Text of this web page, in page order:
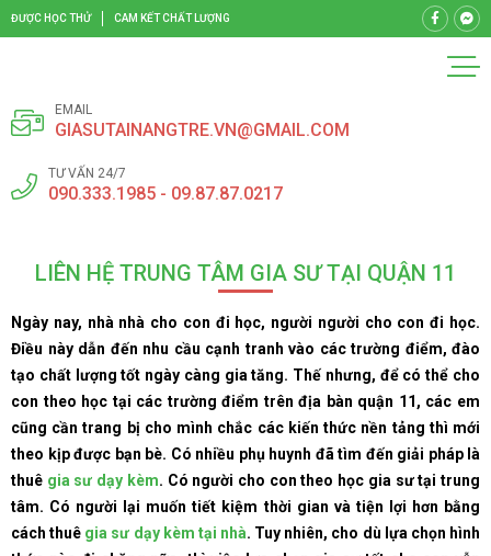
ĐƯỢC HỌC THỬ CAM KẾT CHẤT LƯỢNG
EMAIL
GIASUTAINANGTRE.VN@GMAIL.COM
TƯ VẤN 24/7
090.333.1985 - 09.87.87.0217
LIÊN HỆ TRUNG TÂM GIA SƯ TẠI QUẬN 11
Ngày nay, nhà nhà cho con đi học, người người cho con đi học.
Điều này dẫn đến nhu cầu cạnh tranh vào các trường điểm, đào
tạo chất lượng tốt ngày càng gia tăng. Thế nhưng, để có thể cho
con theo học tại các trường điểm trên địa bàn quận 11, các em
cũng cần trang bị cho mình chắc các kiến thức nền tảng thì mới
theo kịp được bạn bè. Có nhiều phụ huynh đã tìm đến giải pháp là
thuê gia sư dạy kèm. Có người cho con theo học gia sư tại trung
tâm. Có người lại muốn tiết kiệm thời gian và tiện lợi hơn bằng
cách thuê gia sư dạy kèm tại nhà. Tuy nhiên, cho dù lựa chọn hình